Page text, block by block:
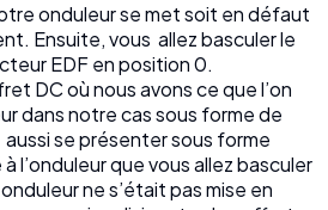
onduleur se met soit en défaut
Ensuite, vous allez basculer le
EDF en position 0.
DC où nous avons ce que l’on
dans notre cas sous forme de
se présenter sous forme
l’onduleur que vous allez basculer
ne s’était pas mise en